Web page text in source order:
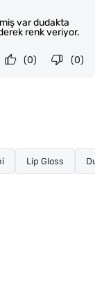
var dudakta
renk veriyor.
(0)
(0)
Lip Gloss